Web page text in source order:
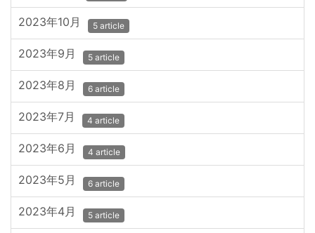
2023年10月 5 article
2023年9月 5 article
2023年8月 6 article
2023年7月 4 article
2023年6月 4 article
2023年5月 6 article
2023年4月 5 article